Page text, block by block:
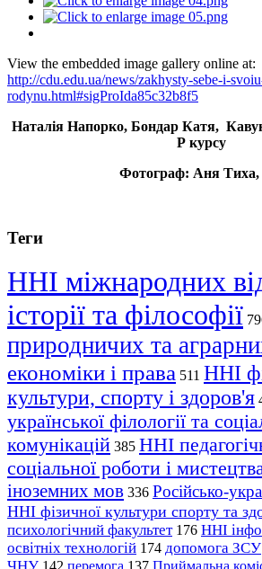
View the embedded image gallery online at:
http://cdu.edu.ua/news/zakhysty-sebe-i-
rodynu.html#sigProIda85c32b8f5
Наталія Напорко, Бондар Катя,
Р курсу
Фотограф: Аня Тиха,
Теги
ННІ міжнародних
історії та філософії
природничих та
економіки і права 511 ННІ
культури, спорту і здоров'я
української філології та
комунікацій 385 ННІ
соціальної роботи і
іноземних мов 336 Російсько-
ННІ фізичної культури спорту та
психологічний факультет 176 ННІ
освітніх технологій 174 допомога ЗСУ
142 137 Приймальна